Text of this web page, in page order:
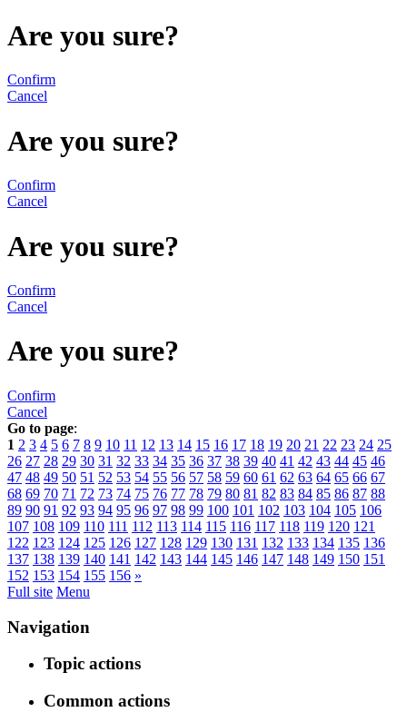
Are you sure?
Confirm
Cancel
Are you sure?
Confirm
Cancel
Are you sure?
Confirm
Cancel
Are you sure?
Confirm
Cancel
Go to page:
1 2 3 4 5 6 7 8 9 10 11 12 13 14 15 16 17 18 19 20 21 22 23 24 25
26 27 28 29 30 31 32 33 34 35 36 37 38 39 40 41 42 43 44 45 46
47 48 49 50 51 52 53 54 55 56 57 58 59 60 61 62 63 64 65 66 67
68 69 70 71 72 73 74 75 76 77 78 79 80 81 82 83 84 85 86 87 88
89 90 91 92 93 94 95 96 97 98 99 100 101 102 103 104 105 106
107 108 109 110 111 112 113 114 115 116 117 118 119 120 121
122 123 124 125 126 127 128 129 130 131 132 133 134 135 136
137 138 139 140 141 142 143 144 145 146 147 148 149 150 151
152 153 154 155 156 »
Full site Menu
Navigation
Topic actions
Common actions